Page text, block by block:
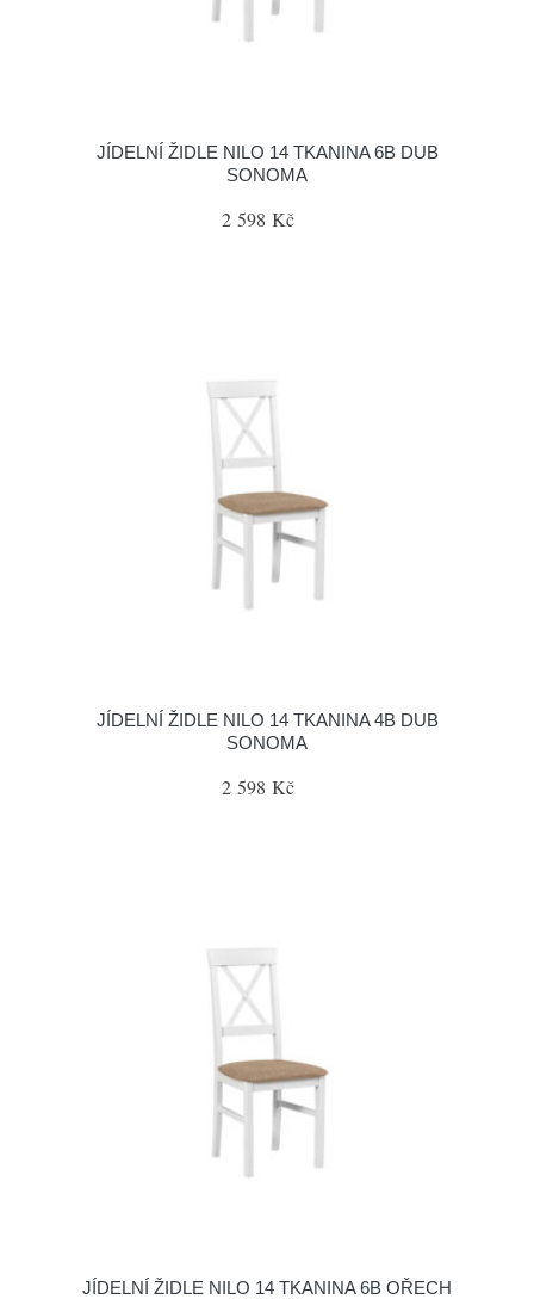
JÍDELNÍ ŽIDLE NILO 14 TKANINA 6B DUB
SONOMA
2 598 Kč
JÍDELNÍ ŽIDLE NILO 14 TKANINA 4B DUB
SONOMA
2 598 Kč
JÍDELNÍ ŽIDLE NILO 14 TKANINA 6B OŘECH